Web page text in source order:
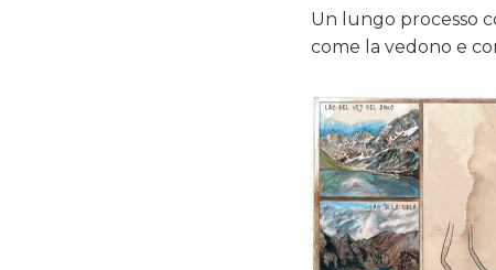
Un lungo processo
come la vedono e